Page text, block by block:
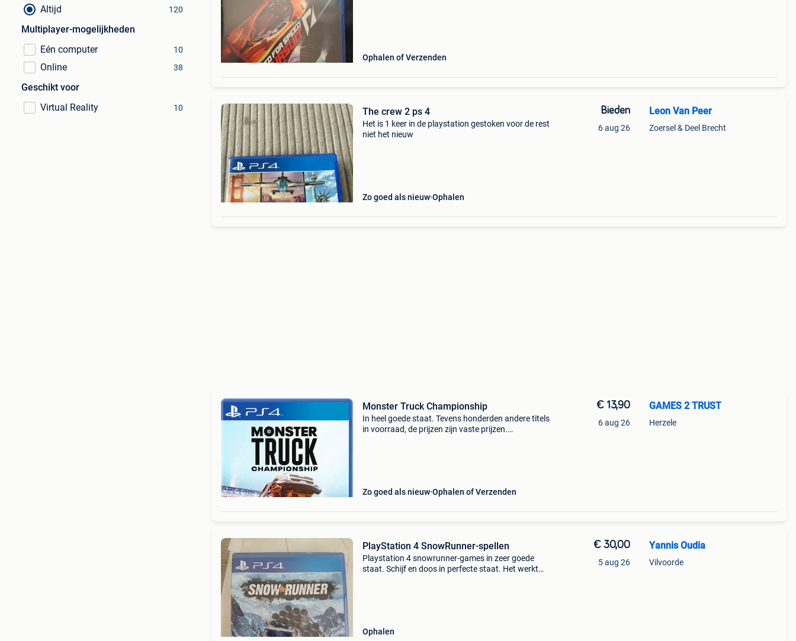
Altijd 120
Multiplayer-mogelijkheden
Eén computer
10
Online 38
Geschikt voor
Virtual Reality
10
Ophalen of Verzenden
The crew 2 ps 4
Het is 1 keer in de playstation gestoken voor de rest
niet het nieuw
Zo goed als nieuw Ophalen
Bieden
6 aug 26
Leon Van Peer
Zoersel & Deel Brecht
Monster Truck Championship
In heel goede staat. Tevens honderden andere titels
in voorraad, de prijzen zijn vaste prijzen.
Zo goed als nieuw Ophalen of Verzenden
€ 13,90
6 aug 26
GAMES 2 TRUST
Herzele
PlayStation 4 SnowRunner-spellen
Playstation 4 snowrunner-games in zeer goede
staat. Schijf en doos in perfecte staat. Het werkt
Ophalen
€ 30,00
5 aug 26
Yannis Oudia
Vilvoorde